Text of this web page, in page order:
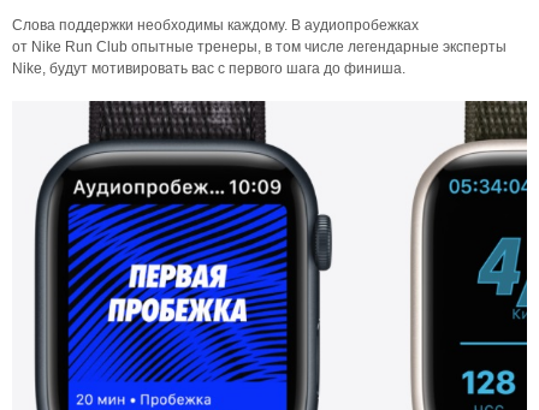
Слова поддержки необходимы каждому. В аудиопробежках
от Nike Run Club опытные тренеры, в том числе легендарные эксперты
Nike, будут мотивировать вас с первого шага до финиша.